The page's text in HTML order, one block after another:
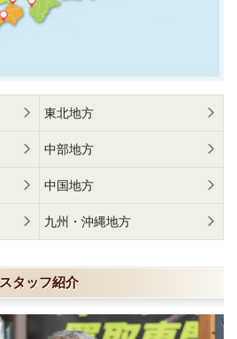
東北地方
中部地方
中国地方
九州・沖縄地方
スタッフ紹介